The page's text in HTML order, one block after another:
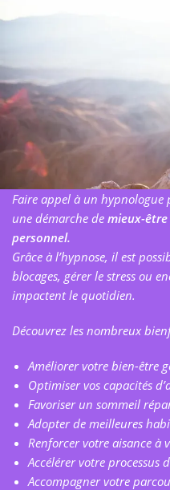
Faire appel à un hypnologue
une démarche de mieux-
personnel.
Grâce à l’hypnose, il est
blocages, gérer le stress ou
impactent le quotidien.
Découvrez les nombreux
Améliorer votre bien-être
Optimiser vos capacités
Favoriser un sommeil
Adopter de meilleures
Renforcer votre aisance à
Accélérer votre processus
Accompagner votre